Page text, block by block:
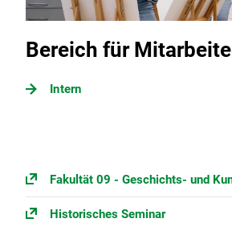
Bereich für
Intern
Fakultät 09 - Geschichts- und
Historisches Seminar